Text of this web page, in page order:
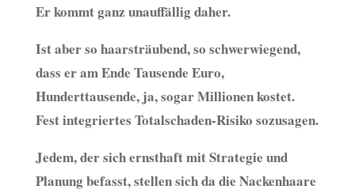
Er kommt ganz unauffällig daher.
Ist aber so haarsträubend, so schwerwiegend,
dass er am Ende Tausende Euro,
Hunderttausende, ja, sogar Millionen kostet.
Fest integriertes Totalschaden-Risiko sozusagen.
Jedem, der sich ernsthaft mit Strategie und
Planung befasst, stellen sich da die Nackenhaare